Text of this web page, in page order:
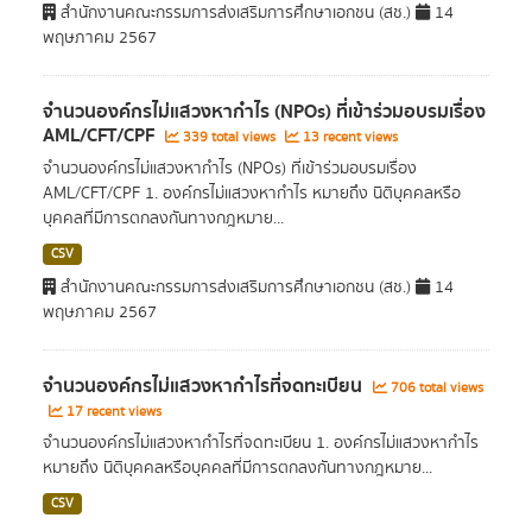
สำนักงานคณะกรรมการส่งเสริมการศึกษาเอกชน (สช.)
14
พฤษภาคม 2567
จำนวนองค์กรไม่แสวงหากำไร (NPOs) ที่เข้าร่วมอบรมเรื่อง
AML/CFT/CPF 339 total views 13 recent views
จำนวนองค์กรไม่แสวงหากำไร (NPOs) ที่เข้าร่วมอบรมเรื่อง
AML/CFT/CPF 1. องค์กรไม่แสวงหากำไร หมายถึง นิติบุคคลหรือ
บุคคลที่มีการตกลงกันทางกฎหมาย...
CSV
สำนักงานคณะกรรมการส่งเสริมการศึกษาเอกชน (สช.)
14
พฤษภาคม 2567
จำนวนองค์กรไม่แสวงหากำไรที่จดทะเบียน
706 total views
17 recent views
จำนวนองค์กรไม่แสวงหากำไรที่จดทะเบียน 1. องค์กรไม่แสวงหากำไร
หมายถึง นิติบุคคลหรือบุคคลที่มีการตกลงกันทางกฎหมาย...
CSV